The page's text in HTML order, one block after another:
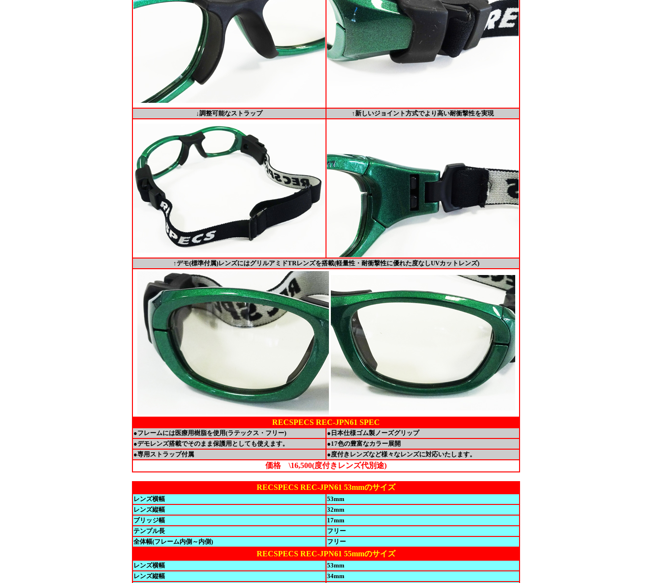
↓調整可能なストラップ ↑新しいジョイント方式でより高い耐衝撃性を実現
↑デモ(標準付属)レンズにはグリルアミドTRレンズを搭載(軽量性・耐衝撃性に優れた度なしUVカットレンズ)
RECSPECS REC-JPN61 SPEC
●フレームには医療用樹脂を使用(ラテックス・フリー)
●日本仕様ゴム製ノーズグリップ
●デモレンズ搭載でそのまま保護用としても使えます。
●17色の豊富なカラー展開
●専用ストラップ付属
●度付きレンズなど様々なレンズに対応いたします。
価格 \16,500(度付きレンズ代別途)
RECSPECS REC-JPN61 53mmのサイズ
レンズ横幅
53mm
レンズ縦幅
32mm
ブリッジ幅
17mm
テンプル長
フリー
全体幅(フレーム内側～内側)
フリー
RECSPECS REC-JPN61 55mmのサイズ
レンズ横幅
53mm
レンズ縦幅
34mm